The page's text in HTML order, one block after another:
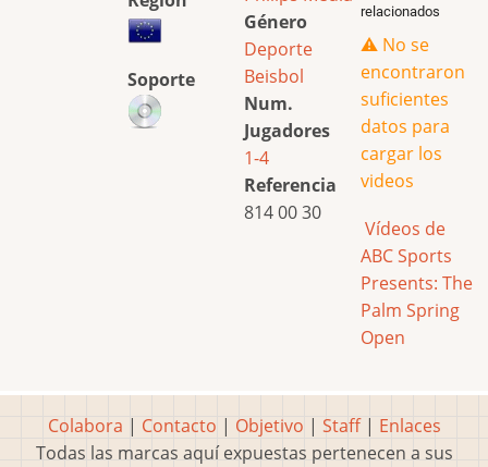
Soporte
Género
Deporte
Beisbol
Num.
Jugadores
1-4
Referencia
814 00 30
relacionados
⚠️ No se
encontraron
suficientes
datos para
cargar los
videos
Vídeos de
ABC Sports
Presents: The
Palm Spring
Open
Colabora | Contacto | Objetivo | Staff| Enlaces
Todas las marcas aquí expuestas pertenecen a sus